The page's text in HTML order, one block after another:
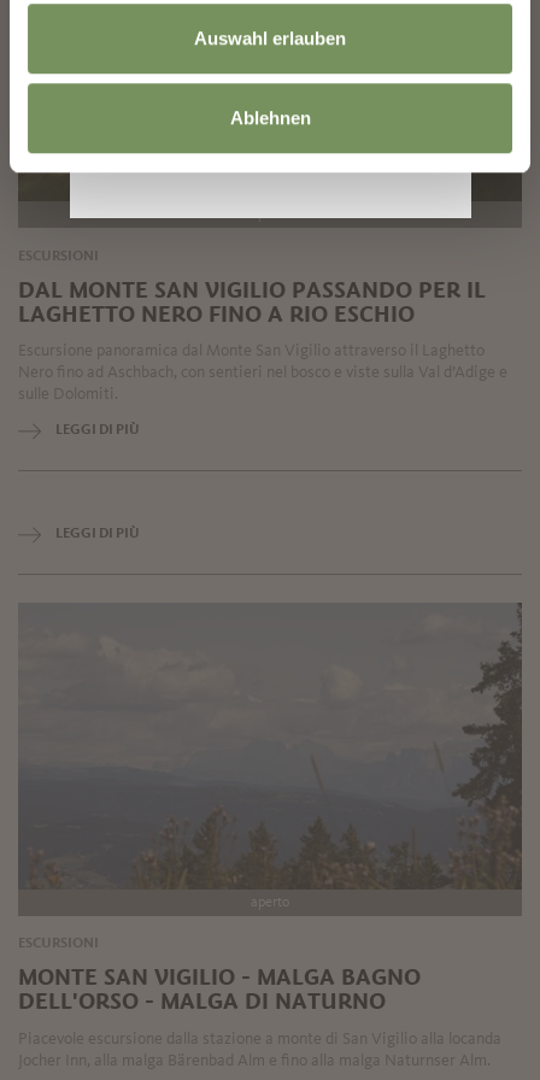
Auswahl erlauben
Ablehnen
aperto
ESCURSIONI
DAL MONTE SAN VIGILIO PASSANDO PER IL
LAGHETTO NERO FINO A RIO ESCHIO
Escursione panoramica dal Monte San Vigilio attraverso il Laghetto
Nero fino ad Aschbach, con sentieri nel bosco e viste sulla Val d’Adige e
sulle Dolomiti.
LEGGI DI PIÙ
LEGGI DI PIÙ
aperto
ESCURSIONI
MONTE SAN VIGILIO - MALGA BAGNO
DELL'ORSO - MALGA DI NATURNO
Piacevole escursione dalla stazione a monte di San Vigilio alla locanda
Jocher Inn, alla malga Bärenbad Alm e fino alla malga Naturnser Alm.